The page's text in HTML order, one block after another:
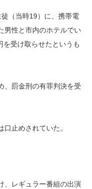
（当時19）に、携帯電
男性と市内のホテルでい
受け取らせたというも
、罰金刑の有罪判決を受
口止めされていた。
、レギュラー番組の出演